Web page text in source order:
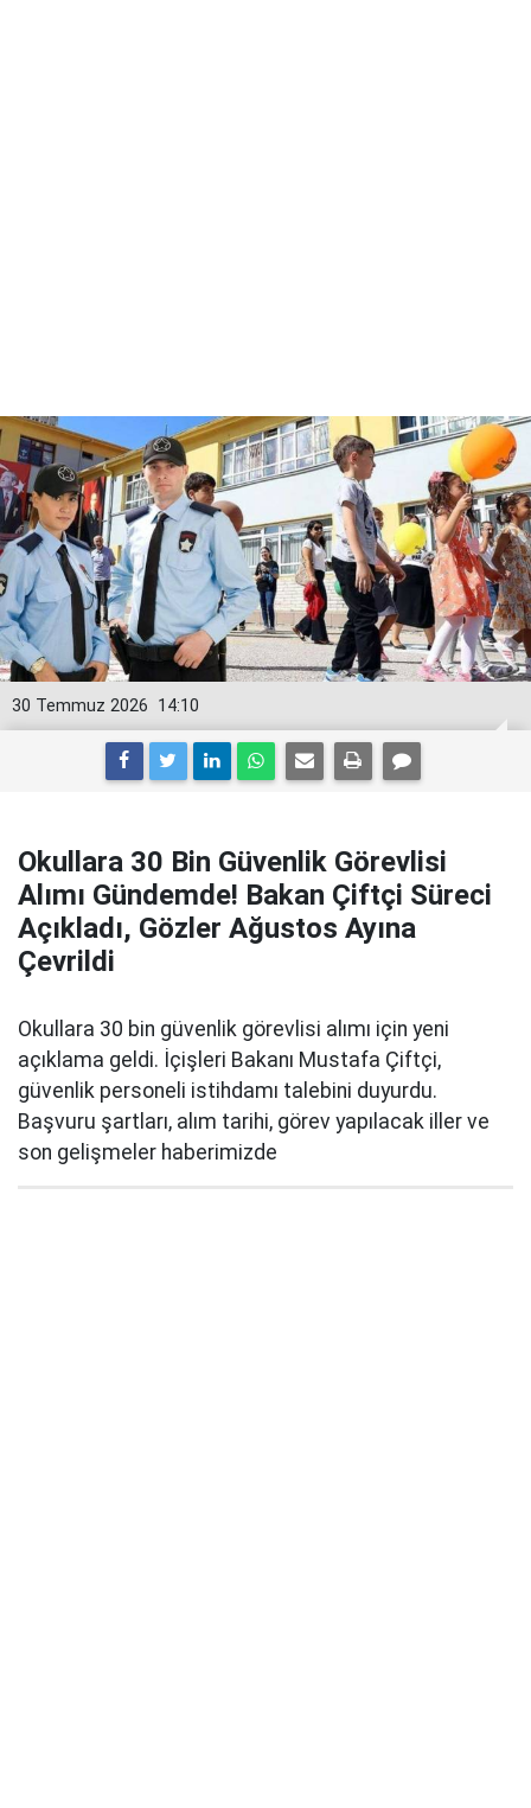
14:10
30 Temmuz 2026
Okullara 30 Bin Güvenlik Görevlisi
Alımı Gündemde! Bakan Çiftçi Süreci
Açıkladı, Gözler Ağustos Ayına
Çevrildi
Okullara 30 bin güvenlik görevlisi alımı için yeni
açıklama geldi. İçişleri Bakanı Mustafa Çiftçi,
güvenlik personeli istihdamı talebini duyurdu.
Başvuru şartları, alım tarihi, görev yapılacak iller ve
son gelişmeler haberimizde